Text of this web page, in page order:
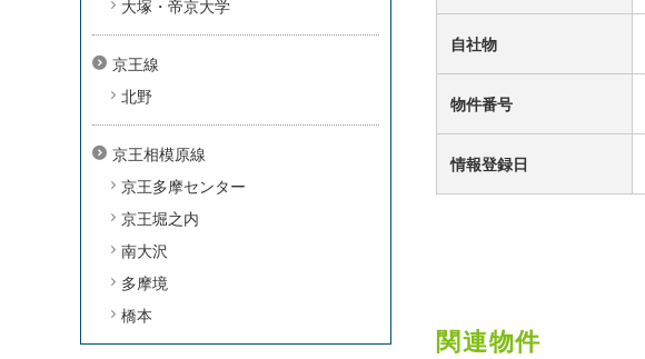
自社物
物件番号
情報登録日
関連物件
大塚・帝京大学
京王線
北野
京王相模原線
京王多摩センター
京王堀之内
南大沢
多摩境
橋本